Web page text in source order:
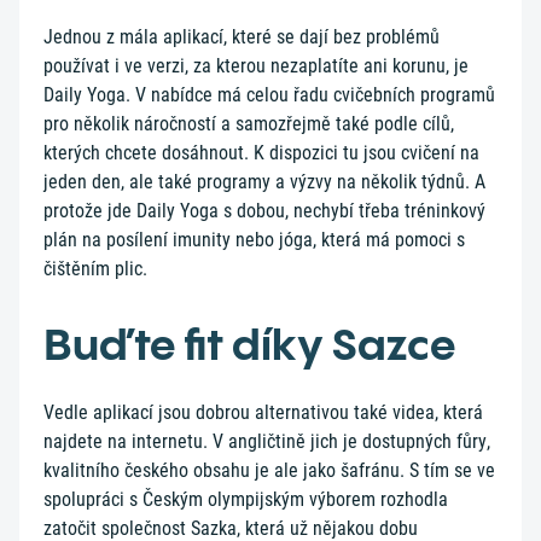
Jednou z mála aplikací, které se dají bez problémů
používat i ve verzi, za kterou nezaplatíte ani korunu, je
Daily Yoga. V nabídce má celou řadu cvičebních programů
pro několik náročností a samozřejmě také podle cílů,
kterých chcete dosáhnout. K dispozici tu jsou cvičení na
jeden den, ale také programy a výzvy na několik týdnů. A
protože jde Daily Yoga s dobou, nechybí třeba tréninkový
plán na posílení imunity nebo jóga, která má pomoci s
čištěním plic.
Buďte fit díky Sazce
Vedle aplikací jsou dobrou alternativou také videa, která
najdete na internetu. V angličtině jich je dostupných fůry,
kvalitního českého obsahu je ale jako šafránu. S tím se ve
spolupráci s Českým olympijským výborem rozhodla
zatočit společnost Sazka, která už nějakou dobu